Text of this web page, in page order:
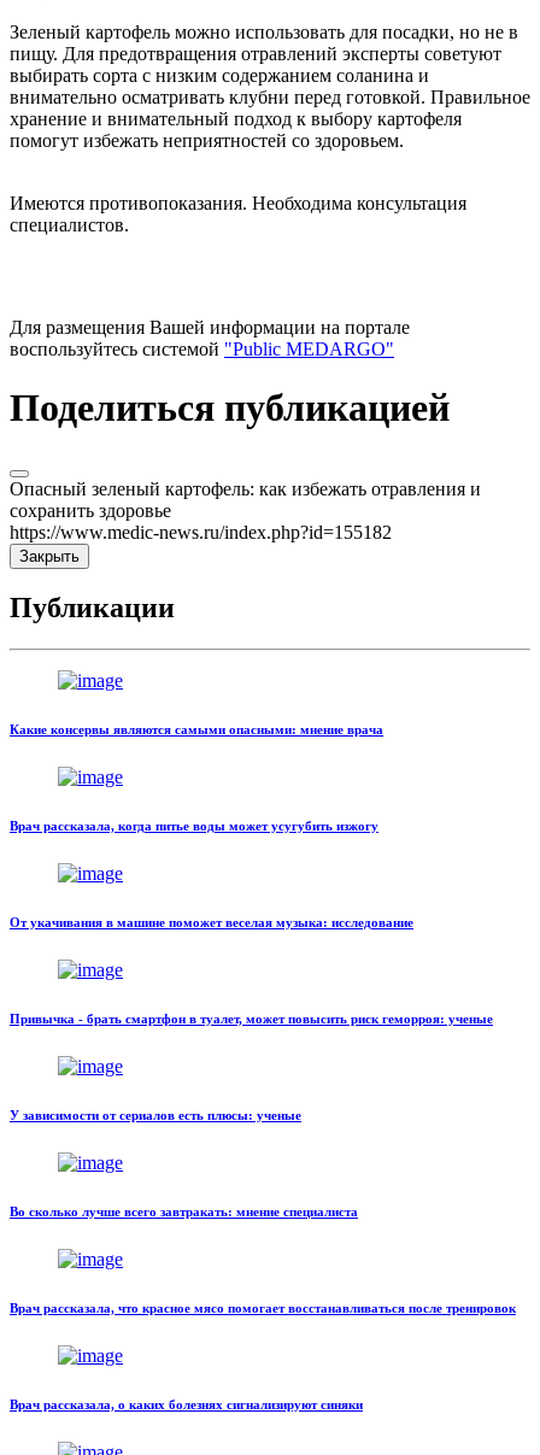
Зеленый картофель можно использовать для посадки, но не в
пищу. Для предотвращения отравлений эксперты советуют
выбирать сорта с низким содержанием соланина и
внимательно осматривать клубни перед готовкой. Правильное
хранение и внимательный подход к выбору картофеля
помогут избежать неприятностей со здоровьем.
Имеются противопоказания. Необходима консультация
специалистов.
Для размещения Вашей информации на портале
воспользуйтесь системой "Public MEDARGO"
Поделиться публикацией
Опасный зеленый картофель: как избежать отравления и
сохранить здоровье
https://www.medic-news.ru/index.php?id=155182
Закрыть
Публикации
Какие консервы являются самыми опасными: мнение врача
Врач рассказала, когда питье воды может усугубить изжогу
От укачивания в машине поможет веселая музыка: исследование
Привычка - брать смартфон в туалет, может повысить риск геморроя: ученые
У зависимости от сериалов есть плюсы: ученые
Во сколько лучше всего завтракать: мнение специалиста
Врач рассказала, что красное мясо помогает восстанавливаться после тренировок
Врач рассказала, о каких болезнях сигнализируют синяки